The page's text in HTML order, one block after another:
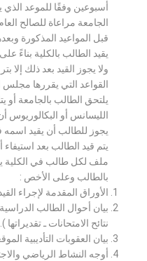
أسبوعين وفقًا للموعد
الجامعة مراعاة للصالح
قبل المواعيد المذكورة
يقيد الطالب بالكلية بناءً
ولا يجوز القيد بعد ذلك
القواعد التي يقررها مجلس
يلتحق الطالب بالجامعة أو
الليسانس أو البكالوريوس
يجوز للطالب أن يقيد
يتم قيد الطالب بعد
ملف لكل طالب في الكلية
بالطالب وعلى الأخص :
الأوراق المقدمة لإجراء القيد.
بيان أحوال الطالب الدراسية
نتائح الامتحانات ـ تقديراتها ).
بيان العقوبات التأديبية
أوجه النشاط الرياضي